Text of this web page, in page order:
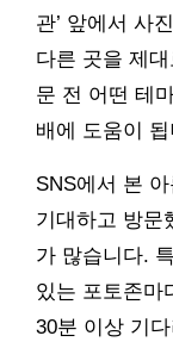
관’ 앞에서 사
다른 곳을 제
문 전 어떤 테
배에 도움이
SNS에서 본
기대하고 방문
가 많습니다.
있는 포토존마
30분 이상 기